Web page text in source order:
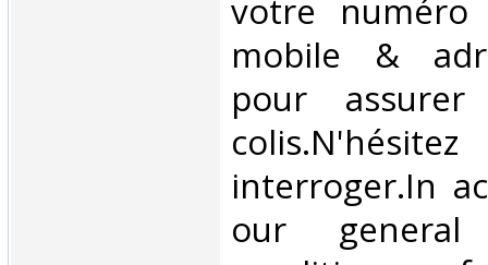
votre numéro
mobile &
pour
interroger.In
our